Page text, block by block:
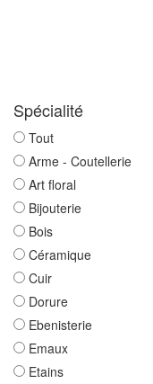
Spécialité
Tout
Arme - Coutellerie
Art floral
Bijouterie
Bois
Céramique
Cuir
Dorure
Ebenisterie
Emaux
Etains